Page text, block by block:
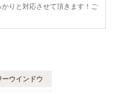
りと対応させて頂きます！ご
ーウインドウ